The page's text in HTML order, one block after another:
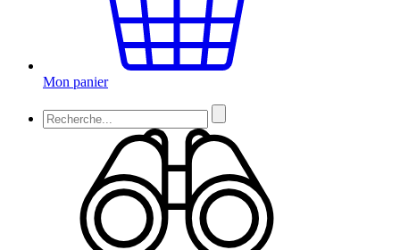
Mon panier